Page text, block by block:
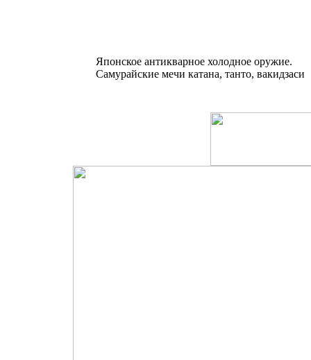
Японское антикварное холодное оружие.
Самурайские мечи катана, танто, вакидзаси